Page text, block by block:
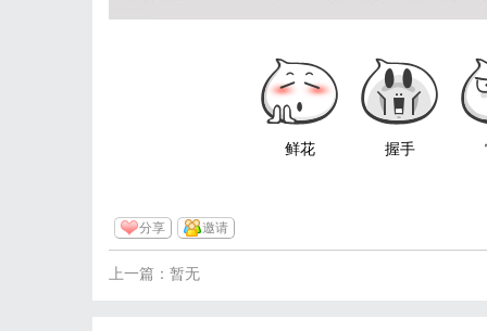
鲜花 握手
分享 邀请
上一篇：暂无